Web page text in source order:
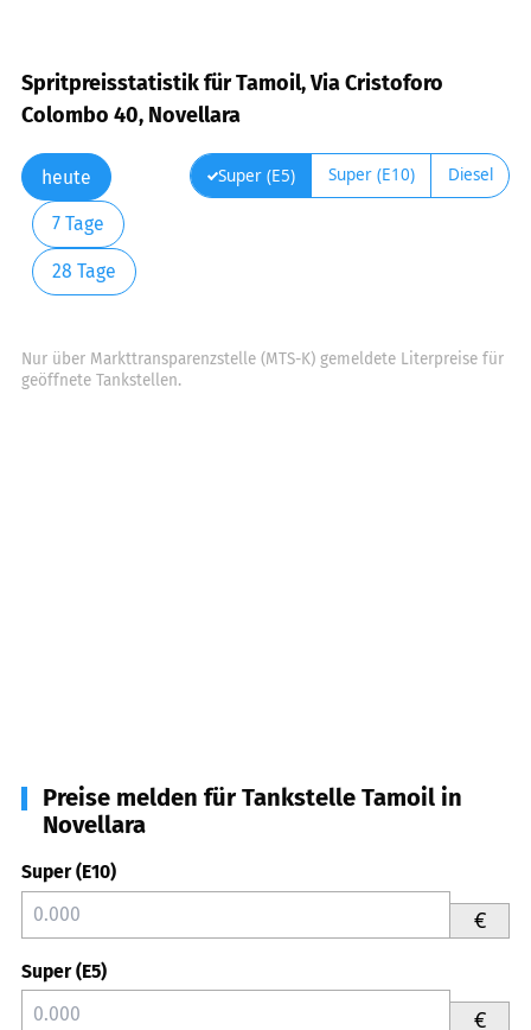
Spritpreisstatistik für Tamoil, Via Cristoforo
Colombo 40, Novellara
heute
7 Tage
28 Tage
Super (E5) Super (E10) Diesel
Nur über Markttransparenzstelle (MTS-K) gemeldete Literpreise für
geöffnete Tankstellen.
Preise melden für Tankstelle Tamoil in
Novellara
Super (E10)
€
Super (E5)
€